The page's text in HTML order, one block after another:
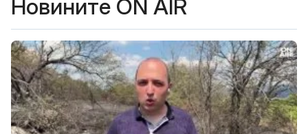
Новините ON AIR